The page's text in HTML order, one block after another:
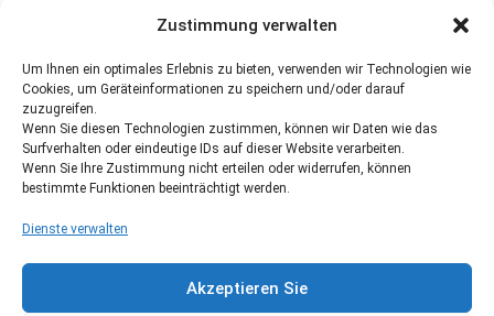
Zustimmung verwalten
Um Ihnen ein optimales Erlebnis zu bieten, verwenden wir Technologien wie
Cookies, um Geräteinformationen zu speichern und/oder darauf
zuzugreifen.
Wenn Sie diesen Technologien zustimmen, können wir Daten wie das
Surfverhalten oder eindeutige IDs auf dieser Website verarbeiten.
Wenn Sie Ihre Zustimmung nicht erteilen oder widerrufen, können
bestimmte Funktionen beeinträchtigt werden.
Dienste verwalten
Akzeptieren Sie